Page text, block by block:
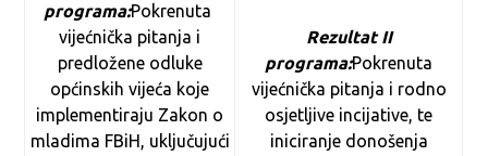
programa:Pokrenuta
vijećnička pitanja i
predložene odluke
općinskih vijeća koje
implementiraju Zakon o
mladima FBiH, uključujući
Rezultat II
programa:Pokrenuta
vijećnička pitanja i rodno
osjetljive incijative, te
iniciranje donošenja